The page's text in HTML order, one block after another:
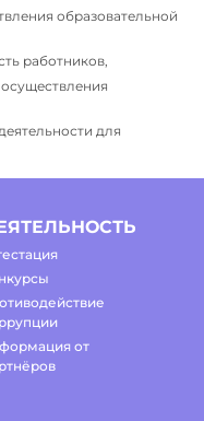
образовательной
работников,
для
от